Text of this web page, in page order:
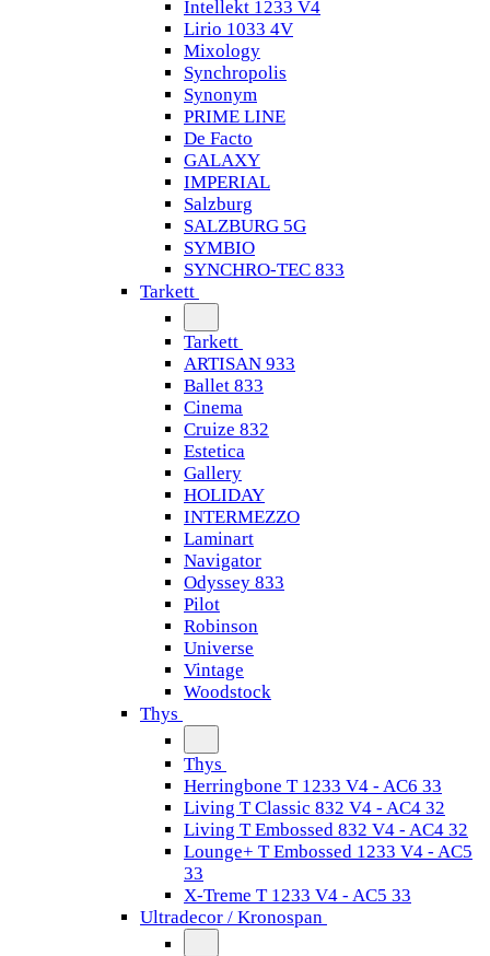
Intellekt 1233 V4
Lirio 1033 4V
Mixology
Synchropolis
Synonym
PRIME LINE
De Facto
GALAXY
IMPERIAL
Salzburg
SALZBURG 5G
SYMBIO
SYNCHRO-TEC 833
Tarkett
Tarkett
ARTISAN 933
Ballet 833
Cinema
Cruize 832
Estetica
Gallery
HOLIDAY
INTERMEZZO
Laminart
Navigator
Odyssey 833
Pilot
Robinson
Universe
Vintage
Woodstock
Thys
Thys
Herringbone T 1233 V4 - AC6 33
Living T Classic 832 V4 - AC4 32
Living T Embossed 832 V4 - AC4 32
Lounge+ T Embossed 1233 V4 - AC5
33
X-Treme T 1233 V4 - AC5 33
Ultradecor / Kronospan